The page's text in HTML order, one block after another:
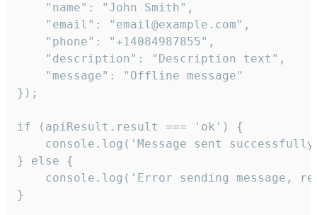
    "name": "John Smith",
    "email": "email@example.com",
    "phone": "+14084987855",
    "description": "Description text",
    "message": "Offline message"
});
if (apiResult.result === 'ok') {
console.log('Message sent
} else {
console.log('Error sending message,
}